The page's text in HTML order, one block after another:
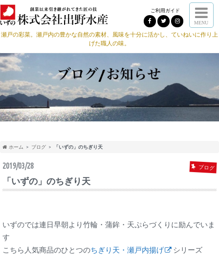
ご利用ガイド
MENU
瀬戸の彩菜。瀬戸内の豊かな自然の素材、風味を十分に活かし、ていねいに作り上
げた職人の味。
ホーム ブログ 「いずの」のちぎり天
2019/03/28 ブログ
「いずの」のちぎり天
いずのでは連日早朝より竹輪・蒲鉾・天ぷらづくりに励んでいま
す
こちら人気商品のひとつのちぎり天・瀬戸内揚げ シリーズ